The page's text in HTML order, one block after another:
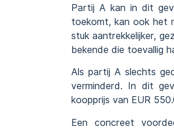
Partij A kan in dit
toekomt, kan ook het
stuk aantrekkelijker,
bekende die toevallig
Als partij A slechts
verminderd. In dit
koopprijs van EUR
Een concreet